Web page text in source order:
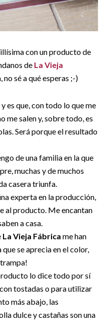
con un producto de
de La Vieja
no sé a qué esperas ;-)
es que, con todo lo que me
me salen y, sobre todo, es
Será porque el resultado
de una familia en la que
muchas y de muchos
casera triunfa.
experta en la producción,
al producto. Me encantan
a casa.
La Vieja Fábrica me han
se aprecia en el color,
trampa!
lo dice todo por sí
tostadas o para utilizar
más abajo, las
dulce y castañas son una